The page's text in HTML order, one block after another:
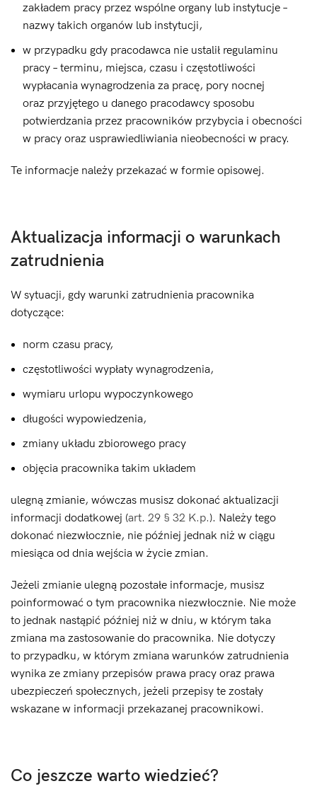
zakładem pracy przez wspólne organy lub instytucje –
nazwy takich organów lub instytucji,
w przypadku gdy pracodawca nie ustalił regulaminu
pracy – terminu, miejsca, czasu i częstotliwości
wypłacania wynagrodzenia za pracę, pory nocnej
oraz przyjętego u danego pracodawcy sposobu
potwierdzania przez pracowników przybycia i obecności
w pracy oraz usprawiedliwiania nieobecności w pracy.
Te informacje należy przekazać w formie opisowej.
Aktualizacja informacji o warunkach
zatrudnienia
W sytuacji, gdy warunki zatrudnienia pracownika
dotyczące:
norm czasu pracy,
częstotliwości wypłaty wynagrodzenia,
wymiaru urlopu wypoczynkowego
długości wypowiedzenia,
zmiany układu zbiorowego pracy
objęcia pracownika takim układem
ulegną zmianie, wówczas musisz dokonać aktualizacji
informacji dodatkowej (art. 29 § 32 K.p.). Należy tego
dokonać niezwłocznie, nie później jednak niż w ciągu
miesiąca od dnia wejścia w życie zmian.
Jeżeli zmianie ulegną pozostałe informacje, musisz
poinformować o tym pracownika niezwłocznie. Nie może
to jednak nastąpić później niż w dniu, w którym taka
zmiana ma zastosowanie do pracownika. Nie dotyczy
to przypadku, w którym zmiana warunków zatrudnienia
wynika ze zmiany przepisów prawa pracy oraz prawa
ubezpieczeń społecznych, jeżeli przepisy te zostały
wskazane w informacji przekazanej pracownikowi.
Co jeszcze warto wiedzieć?